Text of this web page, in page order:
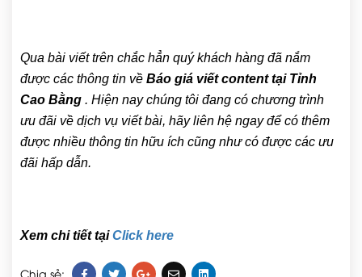
Qua bài viết trên chắc hẳn quý khách hàng đã nắm
được các thông tin về Báo giá viết content tại Tỉnh
Cao Bằng . Hiện nay chúng tôi đang có chương trình
ưu đãi về dịch vụ viết bài, hãy liên hệ ngay để có thêm
được nhiều thông tin hữu ích cũng như có được các ưu
đãi hấp dẫn.
Xem chi tiết tạiClick here
Chia sẻ: